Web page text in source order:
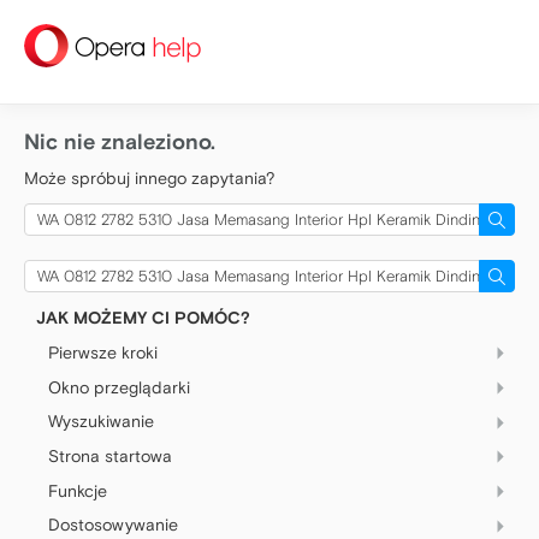
help
Nic nie znaleziono.
Może spróbuj innego zapytania?
Szukaj:
Szukaj:
JAK MOŻEMY CI POMÓC?
Pierwsze kroki
Łatwa konfiguracja
Dostosuj Operę do siebie
Opcje paska bocznego
Ustawienia
Domyślna przeglądarka
Okno przeglądarki
Podstawy
Pasek boczny
Karty
Menu kontekstowe
Wyszukiwanie
Połączony pasek adresu i wyszukiwania
Domyślna wyszukiwarka
Własne wyszukiwarki
Strona startowa
Łatwa konfiguracja
Szybkie wybieranie
Funkcje
Blokowanie reklam
Dostosowywanie